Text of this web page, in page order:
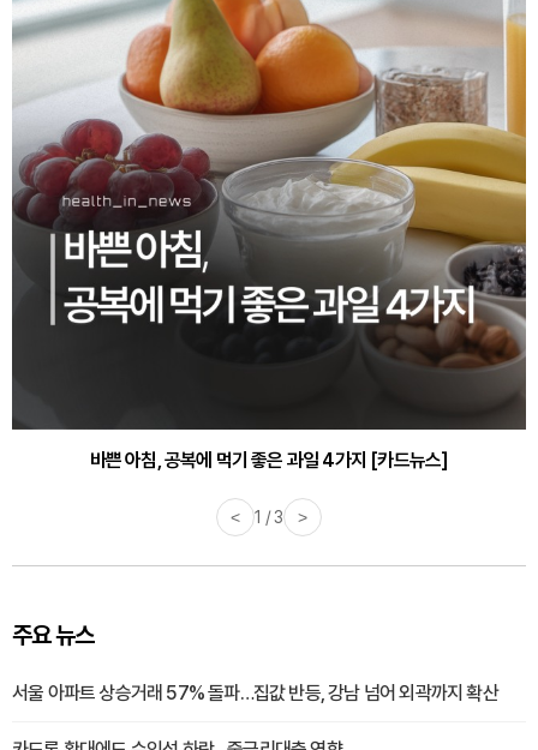
바쁜 아침, 공복에 먹기 좋은 과일 4가지 [카드뉴스]
< 1 / 3 >
주요 뉴스
서울 아파트 상승거래 57% 돌파…집값 반등, 강남 넘어 외곽까지 확산